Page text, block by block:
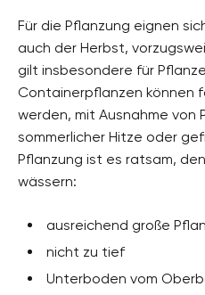
Für die Pflanzung eignen
auch der Herbst,
gilt insbesondere für
Containerpflanzen können
werden, mit Ausnahme von
sommerlicher Hitze oder
Pflanzung ist es ratsam,
wässern:
ausreichend große
nicht zu tief
Unterboden vom